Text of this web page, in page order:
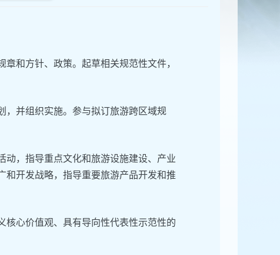
和方针、政策。起草相关规范性文件，
，并组织实施。参与拟订旅游跨区域规
动，指导重点文化和旅游设施建设、产业
和开发战略，指导重要旅游产品开发和推
核心价值观、具有导向性代表性示范性的